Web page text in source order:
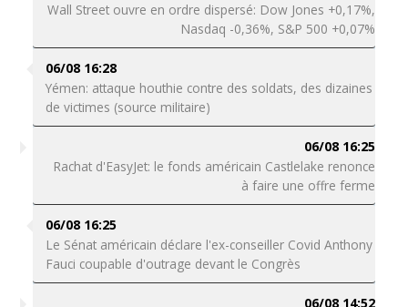
Wall Street ouvre en ordre dispersé: Dow Jones +0,17%,
Nasdaq -0,36%, S&P 500 +0,07%
06/08 16:28
Yémen: attaque houthie contre des soldats, des dizaines
de victimes (source militaire)
06/08 16:25
Rachat d'EasyJet: le fonds américain Castlelake renonce
à faire une offre ferme
06/08 16:25
Le Sénat américain déclare l'ex-conseiller Covid Anthony
Fauci coupable d'outrage devant le Congrès
06/08 14:52